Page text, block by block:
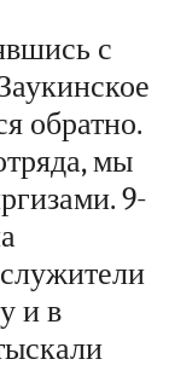
с
обратно.
мы
9-
и в